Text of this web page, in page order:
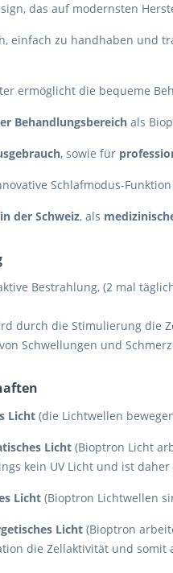
das auf modernsten
einfach zu handhaben und
ermöglicht die bequeme
Behandlungsbereich als
, sowie für
Schlafmodus-
der Schweiz, als
Bestrahlung, (2 mal
durch die Stimulierung die
Schwellungen und
Licht (die Lichtwellen
Licht (Bioptron Licht
kein UV Licht und ist
Licht (Bioptron Lichtwellen
Licht (Bioptron
die Zellaktivität und somit